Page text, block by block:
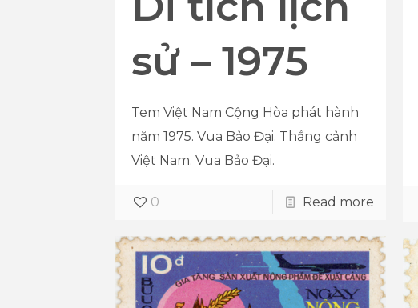
sử – 1975
Tem Việt Nam Cộng Hòa phát hành
năm 1975. Vua Bảo Đại. Thắng cảnh
Việt Nam. Vua Bảo Đại.
0 Read more